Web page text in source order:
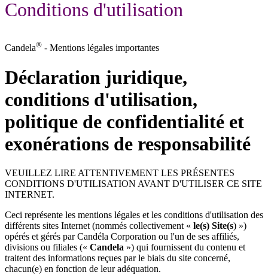
Conditions d'utilisation
Candela® - Mentions légales importantes
Déclaration juridique,
conditions d'utilisation,
politique de confidentialité et
exonérations de responsabilité
VEUILLEZ LIRE ATTENTIVEMENT LES PRÉSENTES
CONDITIONS D'UTILISATION AVANT D'UTILISER CE SITE
INTERNET.
Ceci représente les mentions légales et les conditions d'utilisation des
différents sites Internet (nommés collectivement « le(s) Site(s) »)
opérés et gérés par Candéla Corporation ou l'un de ses affiliés,
divisions ou filiales (« Candela ») qui fournissent du contenu et
traitent des informations reçues par le biais du site concerné,
chacun(e) en fonction de leur adéquation.